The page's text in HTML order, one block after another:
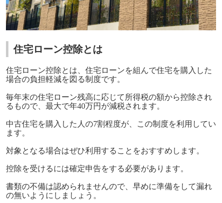
住宅ローン控除とは
住宅ローン控除とは、住宅ローンを組んで住宅を購入した
場合の負担軽減を図る制度です。
毎年末の住宅ローン残高に応じて所得税の額から控除され
るもので、最大で年40万円が減税されます。
中古住宅を購入した人の7割程度が、この制度を利用してい
ます。
対象となる場合はぜひ利用することをおすすめします。
控除を受けるには確定申告をする必要があります。
書類の不備は認められませんので、早めに準備をして漏れ
の無いようにしましょう。